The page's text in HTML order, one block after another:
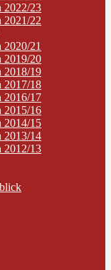
2022/23
2021/22
2020/21
2019/20
2018/19
2017/18
2016/17
2015/16
2014/15
2013/14
2012/13